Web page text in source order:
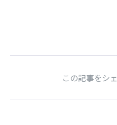
この記事をシ